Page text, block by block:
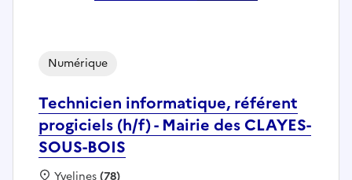
Technicien informatique, référent
progiciels (h/f) - Mairie des CLAYES-
SOUS-BOIS
Numérique
Localisation :
Yvelines(78)